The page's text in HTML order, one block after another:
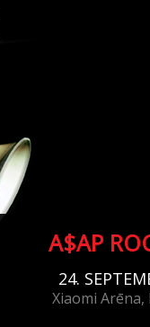
A$AP
24.
Xiaomi Arēna,